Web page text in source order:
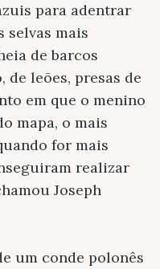
para adentrar
selvas mais
de barcos
de leões, presas de
em que o menino
mapa, o mais
for mais
realizar
Joseph
um conde polonês